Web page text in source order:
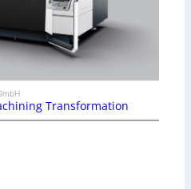
Transformation